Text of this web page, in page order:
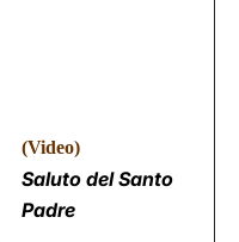
(Video)
Saluto del Santo
Padre